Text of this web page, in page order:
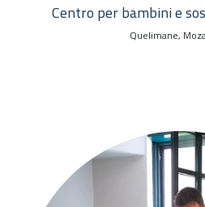
Centro per bambini e
Quelimane,